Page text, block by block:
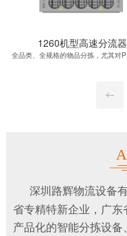
1260机型高速分流器
深圳路辉物流设备
省专精特新企业，广东
产品化的智能分拣设